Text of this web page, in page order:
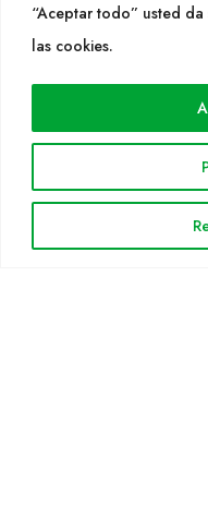
“Aceptar todo” usted
las cookies.
WEB
Cultidelta
Solicitud Catálogo